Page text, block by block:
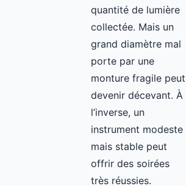
quantité de lumière
collectée. Mais un
grand diamètre mal
porte par une
monture fragile peut
devenir décevant. À
l’inverse, un
instrument modeste
mais stable peut
offrir des soirées
très réussies.